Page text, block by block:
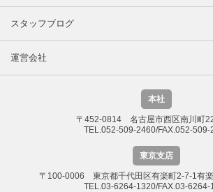
スタッフブログ
運営会社
本社
〒452-0814 名古屋市西区南川町
TEL.052-509-2460/FAX.052-509-
東京支店
〒100-0006 東京都千代田区有楽町2-7-1有
TEL.03-6264-1320/FAX.03-6264-